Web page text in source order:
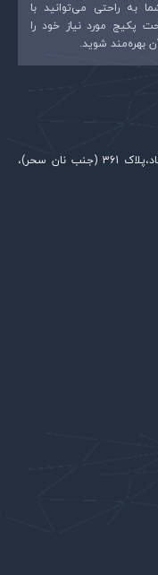
به راحتی می‌توانید با
پکیج مورد نیاز خود را
بهره‌مند شوید.
تهران، بلوار فردوس شرق، بین عقیل و حسن آباد،پلاک 361 (جنب نان سحر)،